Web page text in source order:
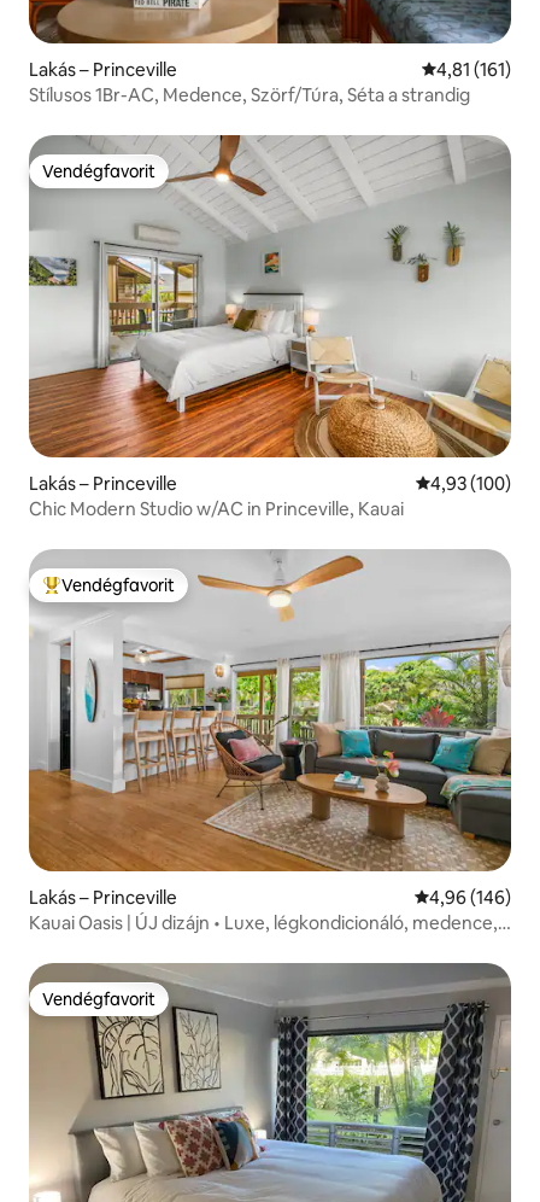
Lakás – Princeville Átlagos
4,81 (161)
Stílusos 1Br-AC, Medence, Szörf/Túra, Séta a strandig
Vendégfavorit
Vendégfavorit
Lakás – Princeville Átlagos
4,93 (100)
Chic Modern Studio w/AC in Princeville, Kauai
Kiemelt vendégfavorit
Vendégfavorit
Lakás – Princeville Átlagos
4,96 (146)
Kauai Oasis | ÚJ dizájn • Luxe, légkondicionáló, medence,
Vendégfavorit
Vendégfavorit